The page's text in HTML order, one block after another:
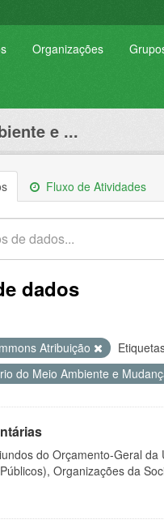
Organizações
e ...
Fluxo de Atividades
dados
Atribuição
do Meio Ambiente e
do Orçamento-Geral
Organizações da